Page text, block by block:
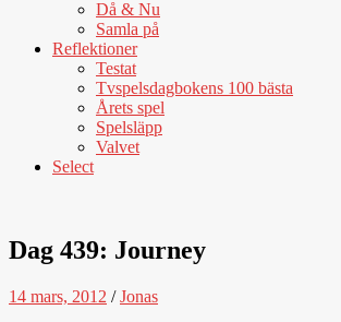
Då & Nu
Samla på
Reflektioner
Testat
Tvspelsdagbokens 100 bästa
Årets spel
Spelsläpp
Valvet
Select
Dag 439: Journey
14 mars, 2012 /Jonas